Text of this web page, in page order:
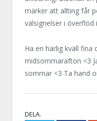
märker att allting får
välsignelser i
Ha en härlig kväll fina
midsommarafton <3
sommar <3 Ta hand
DELA.